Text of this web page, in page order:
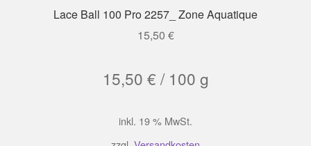
Lace Ball 100 Pro 2257_ Zone Aquatique
15,50 €
15,50 € / 100 g
inkl. 19 % MwSt.